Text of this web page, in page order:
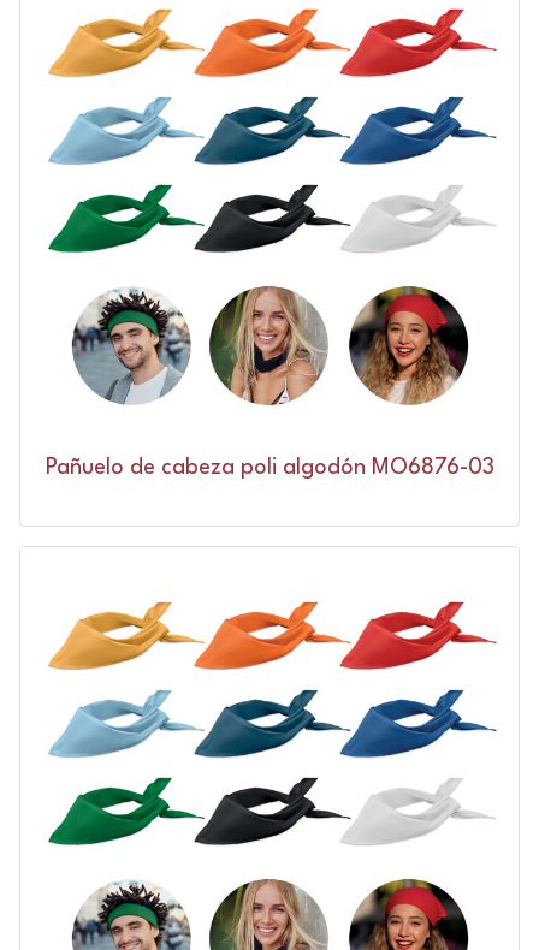
Pañuelo de cabeza poli algodón MO6876-03